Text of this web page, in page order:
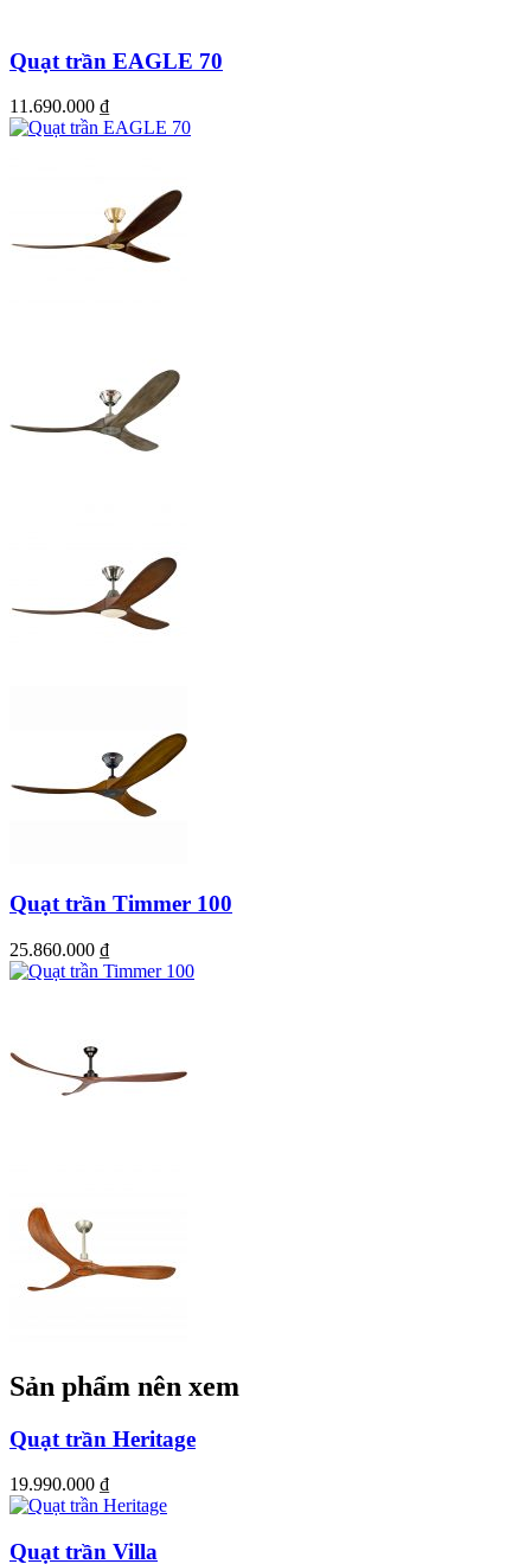
Quạt trần EAGLE 70
11.690.000 ₫
Quạt trần Timmer 100
25.860.000 ₫
Sản phẩm nên xem
Quạt trần Heritage
19.990.000 ₫
Quạt trần Villa